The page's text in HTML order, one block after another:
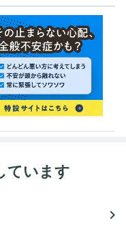
ています
navigate_next